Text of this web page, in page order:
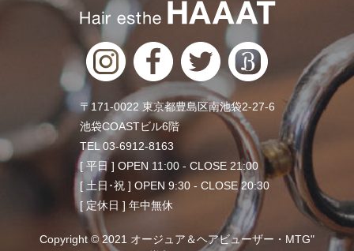
〒171-0022 東京都豊島区南池袋2-27-6
池袋COASTビル6階
TEL 03-6912-8163
[ 平日 ] OPEN 11:00 - CLOSE 21:00
[ 土日･祝 ] OPEN 9:30 - CLOSE 20:30
[ 定休日 ] 年中無休
Copyright © 2021 オージュア＆ヘアビューザー・MTG"